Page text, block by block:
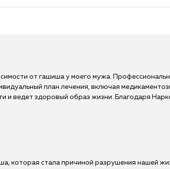
от гашиша у моего мужа.
план лечения, включая
ведет здоровый образ жизни. Благодаря
которая стала причиной разрушения нашей